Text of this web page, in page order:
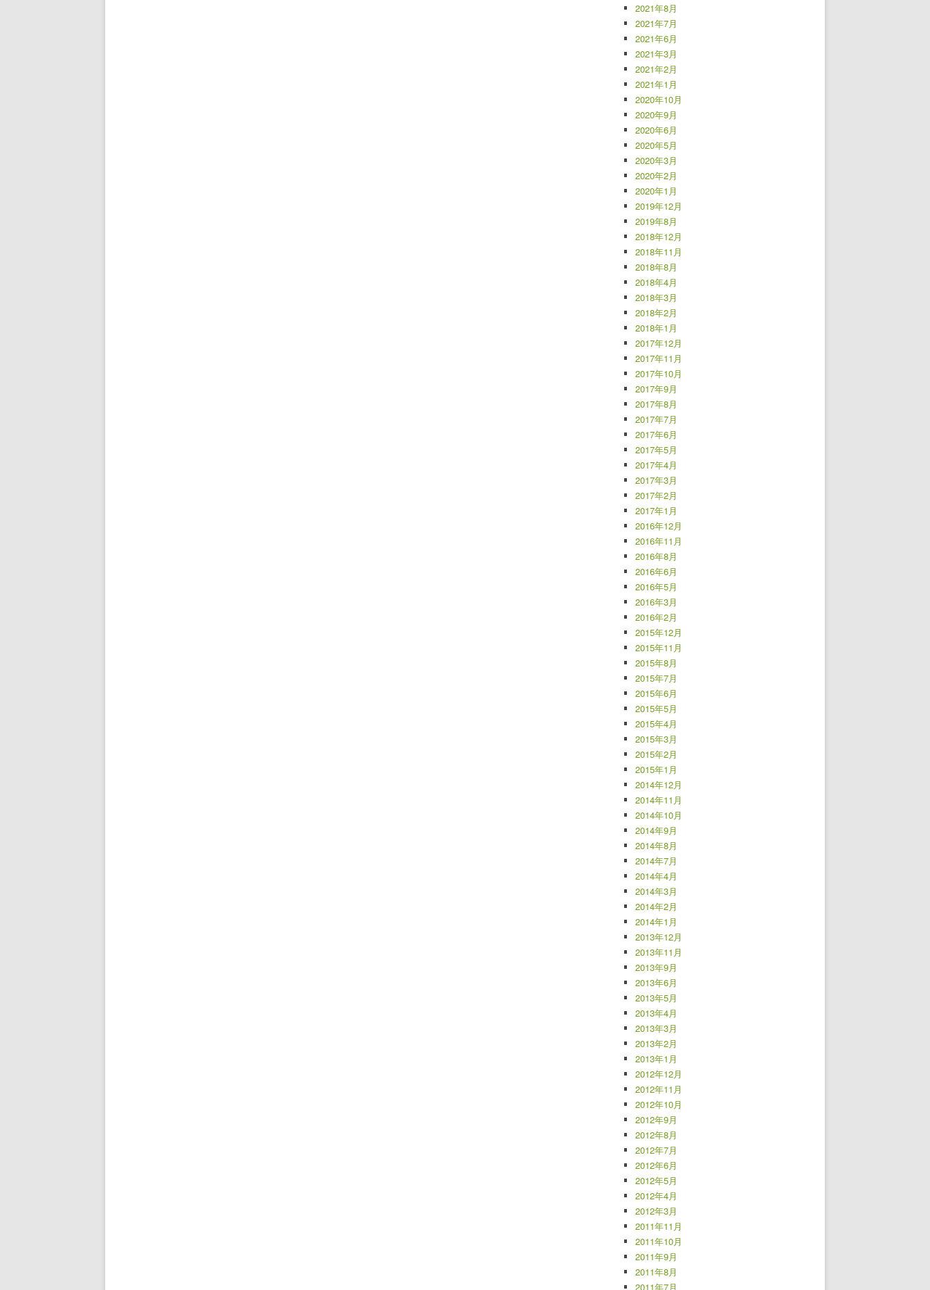
2021年8月
2021年7月
2021年6月
2021年3月
2021年2月
2021年1月
2020年10月
2020年9月
2020年6月
2020年5月
2020年3月
2020年2月
2020年1月
2019年12月
2019年8月
2018年12月
2018年11月
2018年8月
2018年4月
2018年3月
2018年2月
2018年1月
2017年12月
2017年11月
2017年10月
2017年9月
2017年8月
2017年7月
2017年6月
2017年5月
2017年4月
2017年3月
2017年2月
2017年1月
2016年12月
2016年11月
2016年8月
2016年6月
2016年5月
2016年3月
2016年2月
2015年12月
2015年11月
2015年8月
2015年7月
2015年6月
2015年5月
2015年4月
2015年3月
2015年2月
2015年1月
2014年12月
2014年11月
2014年10月
2014年9月
2014年8月
2014年7月
2014年4月
2014年3月
2014年2月
2014年1月
2013年12月
2013年11月
2013年9月
2013年6月
2013年5月
2013年4月
2013年3月
2013年2月
2013年1月
2012年12月
2012年11月
2012年10月
2012年9月
2012年8月
2012年7月
2012年6月
2012年5月
2012年4月
2012年3月
2011年11月
2011年10月
2011年9月
2011年8月
2011年7月